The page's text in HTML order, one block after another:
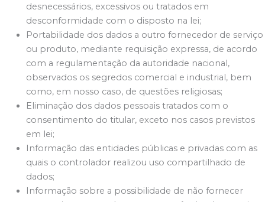
desnecessários, excessivos ou tratados em
desconformidade com o disposto na lei;
Portabilidade dos dados a outro fornecedor de serviço
ou produto, mediante requisição expressa, de acordo
com a regulamentação da autoridade nacional,
observados os segredos comercial e industrial, bem
como, em nosso caso, de questões religiosas;
Eliminação dos dados pessoais tratados com o
consentimento do titular, exceto nos casos previstos
em lei;
Informação das entidades públicas e privadas com as
quais o controlador realizou uso compartilhado de
dados;
Informação sobre a possibilidade de não fornecer